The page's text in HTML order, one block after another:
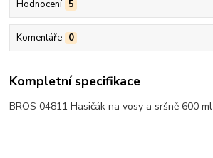
Hodnocení 5
Komentáře 0
Kompletní specifikace
BROS 04811 Hasičák na vosy a sršně 600 ml